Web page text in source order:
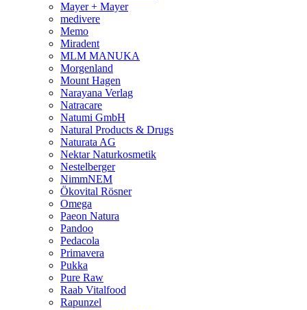
Mayer + Mayer
medivere
Memo
Miradent
MLM MANUKA
Morgenland
Mount Hagen
Narayana Verlag
Natracare
Natumi GmbH
Natural Products & Drugs
Naturata AG
Nektar Naturkosmetik
Nestelberger
NimmNEM
Ökovital Rösner
Omega
Paeon Natura
Pandoo
Pedacola
Primavera
Pukka
Pure Raw
Raab Vitalfood
Rapunzel